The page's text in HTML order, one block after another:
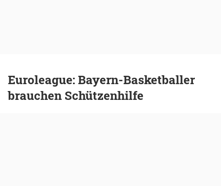
Euroleague: Bayern-Basketballer
brauchen Schützenhilfe